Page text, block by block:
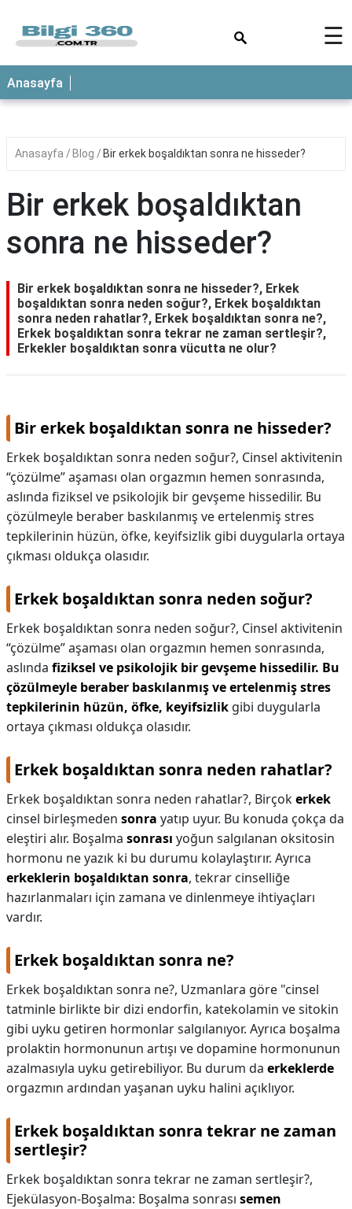
ANASAYFA
☰
Anasayfa
Anasayfa Blog Bir erkek boşaldıktan sonra ne hisseder?
Bir erkek boşaldıktan
sonra ne hisseder?
Bir erkek boşaldıktan sonra ne hisseder?, Erkek
boşaldıktan sonra neden soğur?, Erkek boşaldıktan
sonra neden rahatlar?, Erkek boşaldıktan sonra ne?,
Erkek boşaldıktan sonra tekrar ne zaman sertleşir?,
Erkekler boşaldıktan sonra vücutta ne olur?
Bir erkek boşaldıktan sonra ne hisseder?
Erkek boşaldıktan sonra neden soğur?, Cinsel aktivitenin
“çözülme” aşaması olan orgazmın hemen sonrasında,
aslında fiziksel ve psikolojik bir gevşeme hissedilir. Bu
çözülmeyle beraber baskılanmış ve ertelenmiş stres
tepkilerinin hüzün, öfke, keyifsizlik gibi duygularla ortaya
çıkması oldukça olasıdır.
Erkek boşaldıktan sonra neden soğur?
Erkek boşaldıktan sonra neden soğur?, Cinsel aktivitenin
“çözülme” aşaması olan orgazmın hemen sonrasında,
aslında fiziksel ve psikolojik bir gevşeme hissedilir. Bu
çözülmeyle beraber baskılanmış ve ertelenmiş stres
tepkilerinin hüzün, öfke, keyifsizlik gibi duygularla
ortaya çıkması oldukça olasıdır.
Erkek boşaldıktan sonra neden rahatlar?
Erkek boşaldıktan sonra neden rahatlar?, Birçokerkek
cinsel birleşmeden sonra yatıp uyur. Bu konuda çokça da
eleştiri alır. Boşalma sonrası yoğun salgılanan oksitosin
hormonu ne yazık ki bu durumu kolaylaştırır. Ayrıca
erkeklerin boşaldıktan sonra, tekrar cinselliğe
hazırlanmaları için zamana ve dinlenmeye ihtiyaçları
vardır.
Erkek boşaldıktan sonra ne?
Erkek boşaldıktan sonra ne?, Uzmanlara göre "cinsel
tatminle birlikte bir dizi endorfin, katekolamin ve sitokin
gibi uyku getiren hormonlar salgılanıyor. Ayrıca boşalma
prolaktin hormonunun artışı ve dopamine hormonunun
azalmasıyla uyku getirebiliyor. Bu durum da erkeklerde
orgazmın ardından yaşanan uyku halini açıklıyor.
Erkek boşaldıktan sonra tekrar ne zaman
sertleşir?
Erkek boşaldıktan sonra tekrar ne zaman sertleşir?,
Ejekülasyon-Boşalma: Boşalma sonrası semen